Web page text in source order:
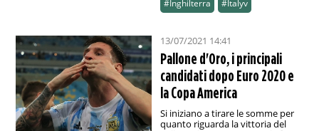
#Inghilterra
#Italyv
13/07/2021 14:41
Pallone d'Oro, i principali
candidati dopo Euro 2020 e
la Copa America
Si iniziano a tirare le somme per
quanto riguarda la vittoria del